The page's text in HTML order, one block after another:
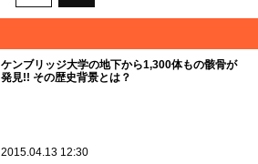
ケンブリッジ大学の地下から1,300体もの骸骨が
発見!! その歴史背景とは？
2015.04.13 12:30